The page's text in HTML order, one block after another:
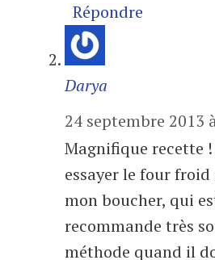
Répondre
Darya
24 septembre 2013
Magnifique recette !
essayer le four
mon boucher, qui
recommande très
méthode quand il